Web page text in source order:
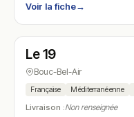
Voir la fiche→
N° 12
Le 19
Bouc-Bel-Air
Française Méditerranéenne
Livraison :Non renseignée